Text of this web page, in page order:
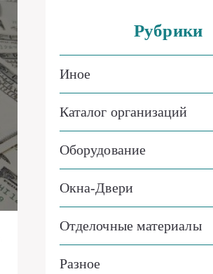
Рубрики
Иное
Каталог организаций
Оборудование
Окна-Двери
Отделочные материалы
Разное